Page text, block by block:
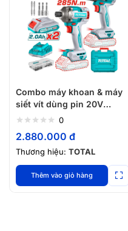
Combo máy khoan & máy
siết vít dùng pin 20V
TOTAL TCKLI20272
0
2.880.000 đ
Thương hiệu: TOTAL
Thêm vào giỏ hàng